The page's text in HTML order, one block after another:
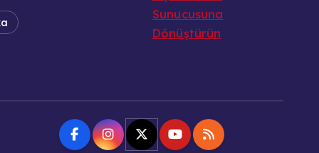
Sunucusuna
Dönüştürün